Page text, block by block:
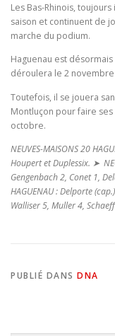
Les Bas-Rhinois,
saison et continuent de
marche du podium.
Haguenau est
déroulera le 2 novembre
Toutefois, il se jouera
Montluçon pour faire
octobre.
NEUVES-MAISONS 20
Houpert et Duplessix. ➤
Gengenbach 2, Conet 1,
HAGUENAU : Delporte
Walliser 5, Muller 4,
PUBLIÉ DANS DNA